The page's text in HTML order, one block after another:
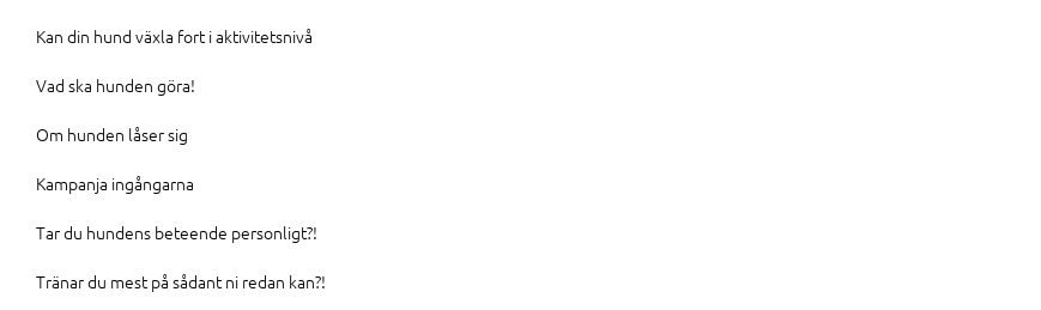
Kan din hund växla fort i aktivitetsnivå
Vad ska hunden göra!
Om hunden låser sig
Kampanja ingångarna
Tar du hundens beteende personligt?!
Tränar du mest på sådant ni redan kan?!